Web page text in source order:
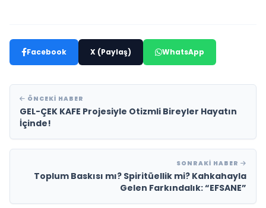
Facebook X (Paylaş) WhatsApp
ÖNCEKI HABER
GEL-ÇEK KAFE Projesiyle Otizmli Bireyler Hayatın
İçinde!
SONRAKI HABER
Toplum Baskısı mı? Spiritüellik mi? Kahkahayla
Gelen Farkındalık: “EFSANE”